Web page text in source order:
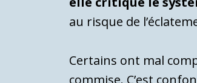
au risque de
Certains ont mal